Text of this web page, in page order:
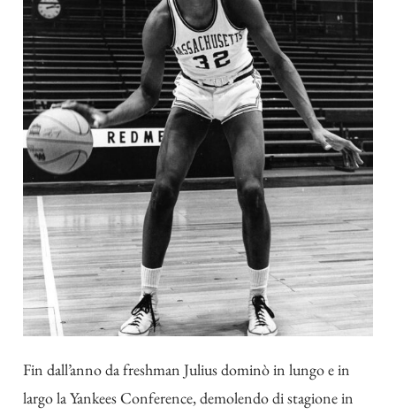
Fin dall’anno da freshman Julius dominò in lungo e in
largo la Yankees Conference, demolendo di stagione in